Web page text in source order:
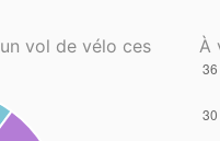
vol de vélo ces
À